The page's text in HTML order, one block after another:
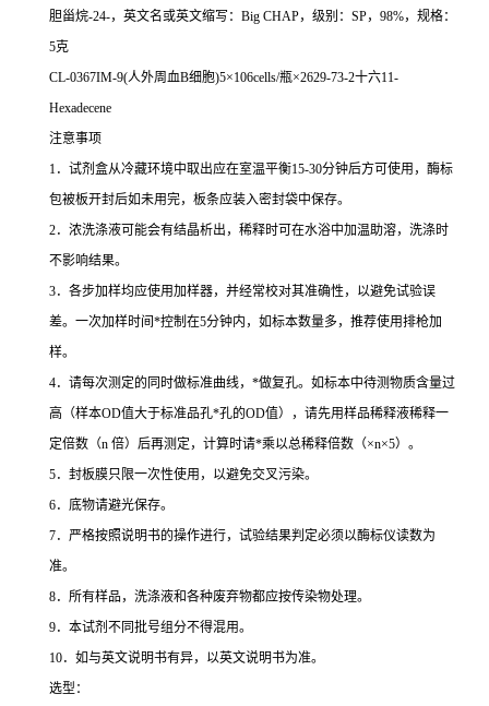
胆甾烷-24-，英文名或英文缩写： Big CHAP，级别： SP， 98%，规格：
5克
CL-0367IM-9(人外周血B细胞)5×106cells/瓶×2629-73-2十六11-
Hexadecene
注意事项
1．试剂盒从冷藏环境中取出应在室温平衡15-30分钟后方可使用，酶标
包被板开封后如未用完，板条应装入密封袋中保存。
2．浓洗涤液可能会有结晶析出，稀释时可在水浴中加温助溶，洗涤时
不影响结果。
3．各步加样均应使用加样器，并经常校对其准确性，以避免试验误
差。一次加样时间 *控制在5分钟内，如标本数量多，推荐使用排枪加
样。
4．请每次测定的同时做标准曲线， *做复孔。如标本中待测物质含量过
高（样本OD值大于标准品孔*孔的OD值），请先用样品稀释液稀释一
定倍数（n 倍）后再测定，计算时请*乘以总稀释倍数（×n×5）。
5．封板膜只限一次性使用，以避免交叉污染。
6．底物请避光保存。
7．严格按照说明书的操作进行，试验结果判定必须以酶标仪读数为
准。
8．所有样品，洗涤液和各种废弃物都应按传染物处理。
9．本试剂不同批号组分不得混用。
10．如与英文说明书有异，以英文说明书为准。
选型：